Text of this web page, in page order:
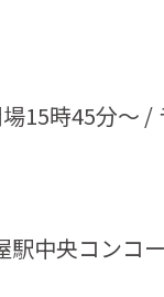
15時45分～ /
中央コンコ